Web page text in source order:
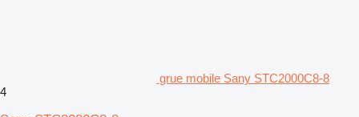
grue mobile Sany STC2000C8-8
4